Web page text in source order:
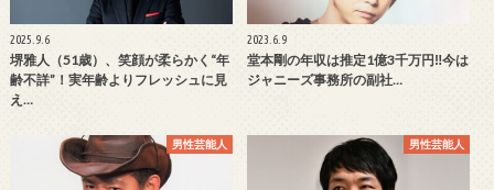
2025.9.6
堺雅人（51歳）、笑顔が柔らかく“年
齢不詳”！実年齢よりフレッシュに見
え…
2023.6.9
堂本剛の年収は推定1億3千万円‼今は
ジャニーズ事務所の副社…
男性芸能人 男性芸能人